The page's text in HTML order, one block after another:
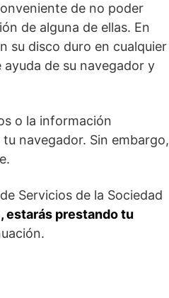
de no poder
de alguna de ellas. En
su disco duro en cualquier
de su navegador y
o la información
navegador. Sin embargo,
Servicios de la Sociedad
, estarás prestando tu